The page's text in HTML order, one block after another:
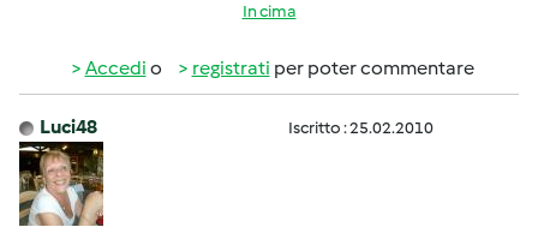
In cima
Accedi o registrati per poter commentare
Luci48 Iscritto : 25.02.2010